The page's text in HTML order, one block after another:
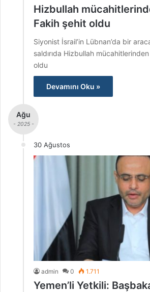
Hizbullah
Fakih şehit oldu
Siyonist İsrail’in Lübnan’da bir
saldırıda Hizbullah
oldu
Devamını Oku »
Ağu
- 2025 -
30 Ağustos
admin 0 1.711
Yemen’li Yetkili: